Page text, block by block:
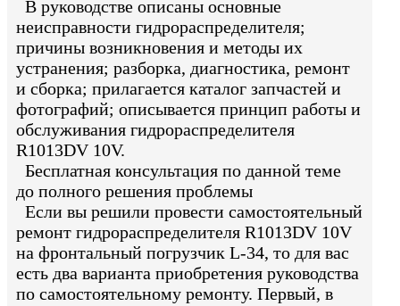
В руководстве описаны основные
неисправности гидрораспределителя;
причины возникновения и методы их
устранения; разборка, диагностика, ремонт
и сборка; прилагается каталог запчастей и
фотографий; описывается принцип работы и
обслуживания гидрораспределителя
R1013DV 10V.
Бесплатная консультация по данной теме
до полного решения проблемы
Если вы решили провести самостоятельный
ремонт гидрораспределителя R1013DV 10V
на фронтальный погрузчик L-34, то для вас
есть два варианта приобретения руководства
по самостоятельному ремонту. Первый, в